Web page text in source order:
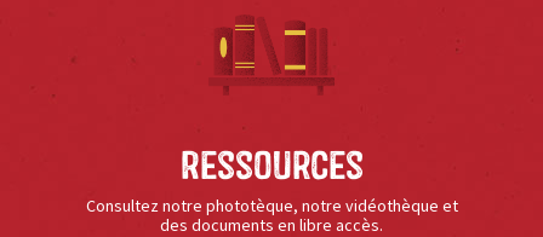
Ressources
Consultez notre phototèque, notre vidéothèque et
des documents en libre accès.